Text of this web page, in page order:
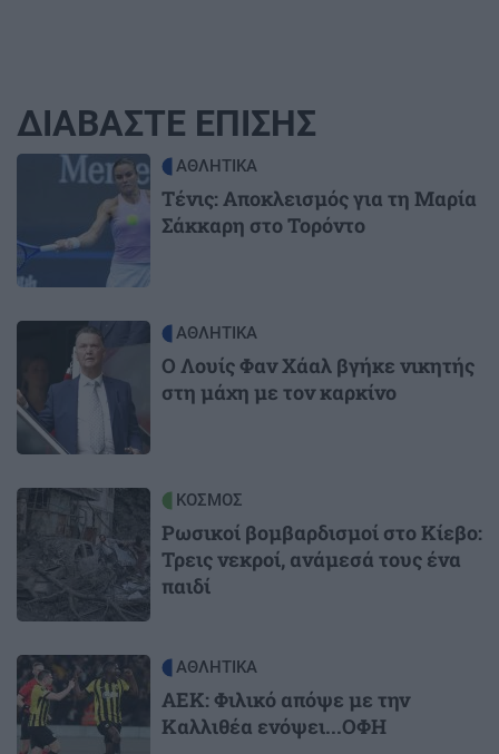
ΔΙΑΒΑΣΤΕ ΕΠΙΣΗΣ
ΑΘΛΗΤΙΚΑ
Τένις: Αποκλεισμός για τη Μαρία
Σάκκαρη στο Τορόντο
ΑΘΛΗΤΙΚΑ
O Λουίς Φαν Χάαλ βγήκε νικητής
στη μάχη με τον καρκίνο
Image ΚΟΣΜΟΣ
Ρωσικοί βομβαρδισμοί στο Κίεβο:
Τρεις νεκροί, ανάμεσά τους ένα
παιδί
Image ΑΘΛΗΤΙΚΑ
ΑΕΚ: Φιλικό απόψε με την
Καλλιθέα ενόψει...ΟΦΗ